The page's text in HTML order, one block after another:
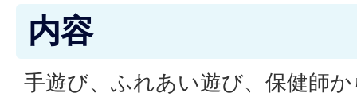
内容
手遊び、ふれあい遊び、保健師